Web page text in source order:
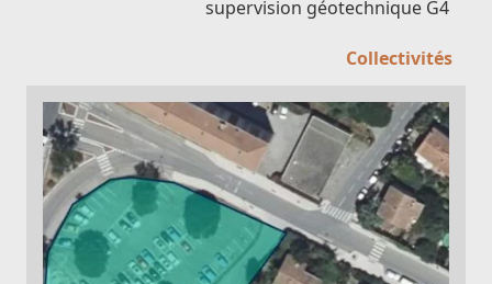
supervision géotechnique G4
Collectivités